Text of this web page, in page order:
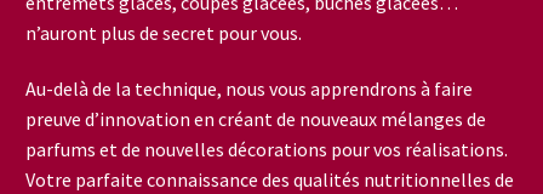
n’auront plus de secret pour vous.
Au-delà de la technique, nous vous apprendrons à faire
preuve d’innovation en créant de nouveaux mélanges de
parfums et de nouvelles décorations pour vos réalisations.
Votre parfaite connaissance des qualités nutritionnelles de